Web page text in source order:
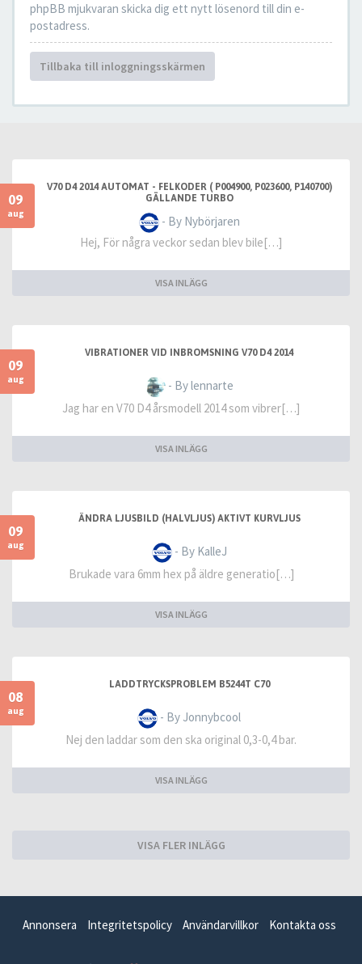
phpBB mjukvaran skicka dig ett nytt lösenord till din e-
postadress.
Tillbaka till inloggningsskärmen
09
aug
V70 D4 2014 AUTOMAT - FELKODER ( P004900, P023600, P140700)
GÄLLANDE TURBO
- By Nybörjaren
Hej, För några veckor sedan blev bile[…]
VISA INLÄGG
09
aug
VIBRATIONER VID INBROMSNING V70 D4 2014
- By lennarte
Jag har en V70 D4 årsmodell 2014 som vibrer[…]
VISA INLÄGG
09
aug
ÄNDRA LJUSBILD (HALVLJUS) AKTIVT KURVLJUS
- By KalleJ
Brukade vara 6mm hex på äldre generatio[…]
VISA INLÄGG
08
aug
LADDTRYCKSPROBLEM B5244T C70
- By Jonnybcool
Nej den laddar som den ska original 0,3-0,4 bar.
VISA INLÄGG
VISA FLER INLÄGG
Annonsera Integritetspolicy Användarvillkor Kontakta oss